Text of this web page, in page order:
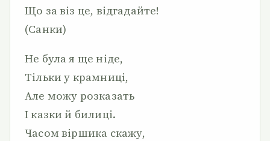
Що за віз це, відгадайте!
(Санки)
Не була я ще ніде,
Тільки у крамниці,
Але можу розказать
І казки й билиці.
Часом віршика скажу,